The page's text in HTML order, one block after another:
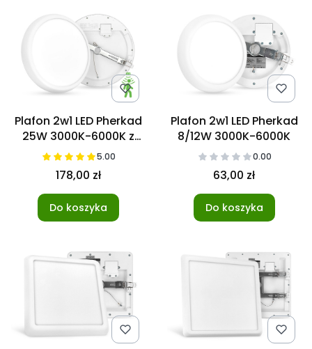
Plafon 2w1 LED Pherkad
25W 3000K-6000K z
czujnikiem ruchu
5.00
178,00 zł
Do koszyka
Plafon 2w1 LED Pherkad
8/12W 3000K-6000K
0.00
63,00 zł
Do koszyka